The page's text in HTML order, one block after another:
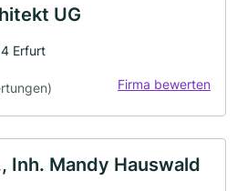
UG
Erfurt
Firma bewerten
Inh. Mandy Hauswald